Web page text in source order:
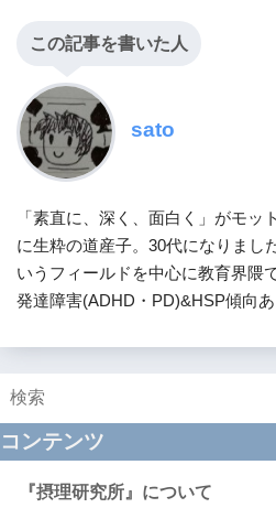
この記事を書いた人
sato
「素直に、深く、面白く」がモッ
に生粋の道産子。30代になりまし
いうフィールドを中心に教育界隈
発達障害(ADHD・PD)&HSP傾向あ
コンテンツ
『摂理研究所』について